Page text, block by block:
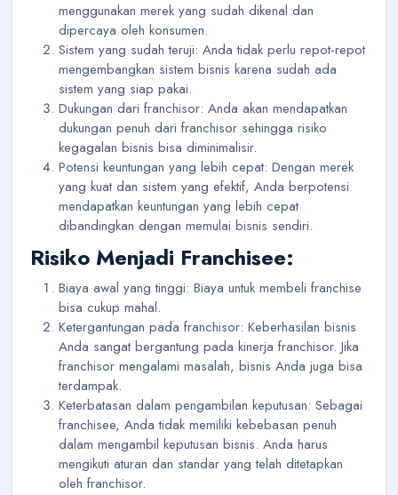
menggunakan merek yang sudah dikenal dan
dipercaya oleh konsumen.
Sistem yang sudah teruji: Anda tidak perlu repot-repot
mengembangkan sistem bisnis karena sudah ada
sistem yang siap pakai.
Dukungan dari franchisor: Anda akan mendapatkan
dukungan penuh dari franchisor sehingga risiko
kegagalan bisnis bisa diminimalisir.
Potensi keuntungan yang lebih cepat: Dengan merek
yang kuat dan sistem yang efektif, Anda berpotensi
mendapatkan keuntungan yang lebih cepat
dibandingkan dengan memulai bisnis sendiri.
Risiko Menjadi Franchisee:
Biaya awal yang tinggi: Biaya untuk membeli franchise
bisa cukup mahal.
Ketergantungan pada franchisor: Keberhasilan bisnis
Anda sangat bergantung pada kinerja franchisor. Jika
franchisor mengalami masalah, bisnis Anda juga bisa
terdampak.
Keterbatasan dalam pengambilan keputusan: Sebagai
franchisee, Anda tidak memiliki kebebasan penuh
dalam mengambil keputusan bisnis. Anda harus
mengikuti aturan dan standar yang telah ditetapkan
oleh franchisor.